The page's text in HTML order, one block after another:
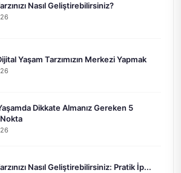
Nasıl Geliştirebilirsiniz?
Yaşam Tarzımızın Merkezi Yapmak
Dikkate Almanız Gereken 5
Nasıl Geliştirebilirsiniz: Pratik İp...